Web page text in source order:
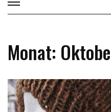
Monat: